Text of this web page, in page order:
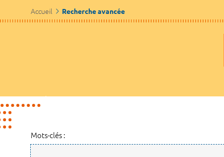
Accueil Recherche avancée
Mots-clés :